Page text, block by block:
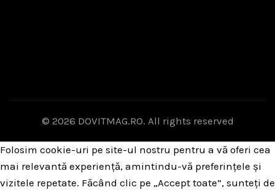
© 2026 DOVITMAG.RO. All rights reserved
Folosim cookie-uri pe site-ul nostru pentru a vă oferi cea
mai relevantă experiență, amintindu-vă preferințele și
vizitele repetate. Făcând clic pe „Accept toate”, sunteți de